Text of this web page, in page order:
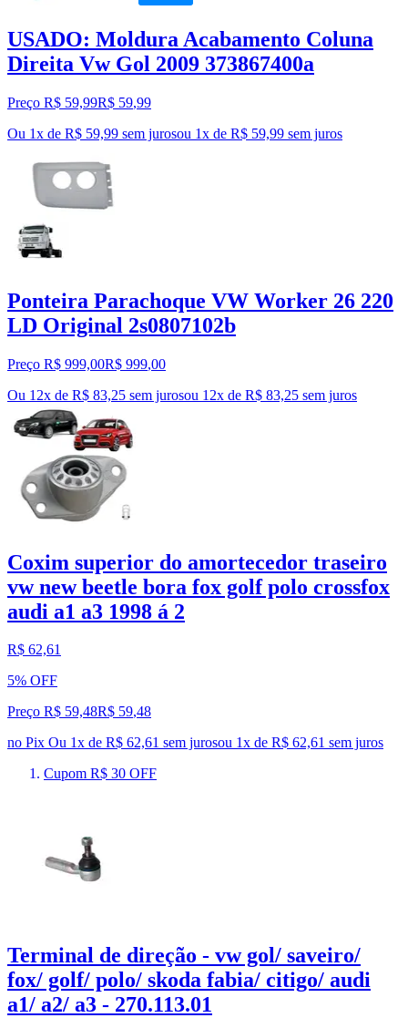
USADO: Moldura Acabamento Coluna
Direita Vw Gol 2009 373867400a
Preço R$ 59,99R$ 59,99
Ou 1x de R$ 59,99 sem jurosou 1x de R$ 59,99 sem juros
Ponteira Parachoque VW Worker 26 220
LD Original 2s0807102b
Preço R$ 999,00R$ 999,00
Ou 12x de R$ 83,25 sem jurosou 12x de R$ 83,25 sem juros
Coxim superior do amortecedor traseiro
vw new beetle bora fox golf polo crossfox
audi a1 a3 1998 á 2
R$ 62,61
5% OFF
Preço R$ 59,48R$ 59,48
no Pix Ou 1x de R$ 62,61 sem jurosou 1x de R$ 62,61 sem juros
Cupom R$ 30 OFF
Terminal de direção - vw gol/ saveiro/
fox/ golf/ polo/ skoda fabia/ citigo/ audi
a1/ a2/ a3 - 270.113.01